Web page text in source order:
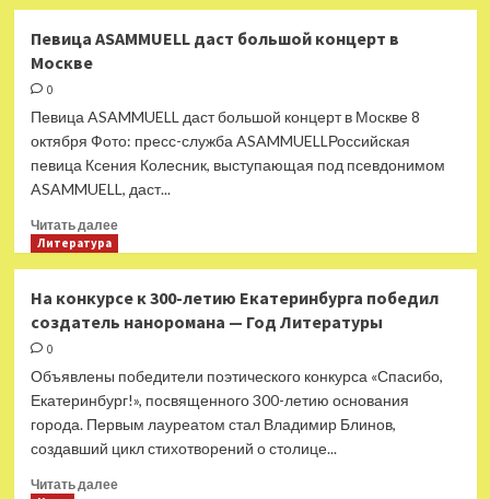
Соседов
средой
общения
артисток
в
Певица ASAMMUELL даст большой концерт в
Москве
0
Певица ASAMMUELL даст большой концерт в Москве 8
октября Фото: пресс-служба ASAMMUELLРоссийская
певица Ксения Колесник, выступающая под псевдонимом
ASAMMUELL, даст...
Читать далееПрочитать
ASAMMUELL
даст
концерт
Москве
Литература
На конкурсе к 300-летию Екатеринбурга победил
создатель наноромана — Год Литературы
0
Объявлены победители поэтического конкурса «Спасибо,
Екатеринбург!», посвященного 300-летию основания
города. Первым лауреатом стал Владимир Блинов,
создавший цикл стихотворений о столице...
Читать далееПрочитать